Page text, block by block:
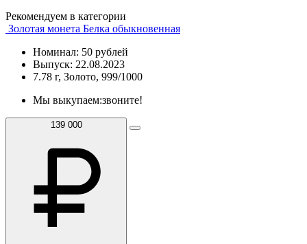
Рекомендуем в категории
Золотая монета Белка обыкновенная
Номинал: 50 рублей
Выпуск: 22.08.2023
7.78 г, Золото, 999/1000
Мы выкупаем:звоните!
139 000